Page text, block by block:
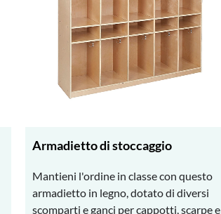
Armadietto di stoccaggio
Mantieni l'ordine in classe con questo
armadietto in legno, dotato di diversi
scomparti e ganci per cappotti, scarpe e